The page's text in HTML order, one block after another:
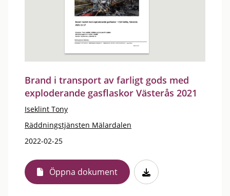
Brand i transport av farligt gods med
exploderande gasflaskor Västerås 2021
Iseklint Tony
Räddningstjänsten Mälardalen
2022-02-25
Öppna dokument